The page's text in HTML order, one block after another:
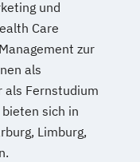
und
Care
zur
als
als Fernstudium
sich in
Limburg,